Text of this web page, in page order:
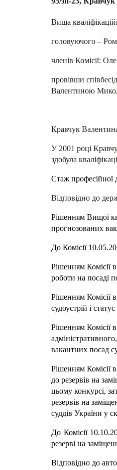
Вища
головуючого –
членів Комісії:
провівши
Валентиною
Кравчук
У 2001 році
здобула
Стаж професійної
Відповідно до
Рішенням Вищої
прогнозованих
До Комісії
Рішенням Комісії
роботи на посаді
Рішенням Комісії
судоустрій і
Рішенням Комісії
вакантних посад
Рішенням Комісії
до резервів на
цьому конкурсі,
резервів на
суддів України у
До Комісії
резерві на
Відповідно до